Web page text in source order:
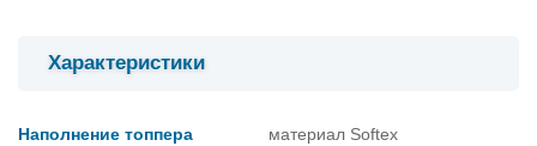
Характеристики
Наполнение топпера материал Softex